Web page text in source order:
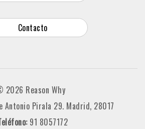
Contacto
2026 Reason Why
Antonio Pirala 29. Madrid, 28017
91 8057172